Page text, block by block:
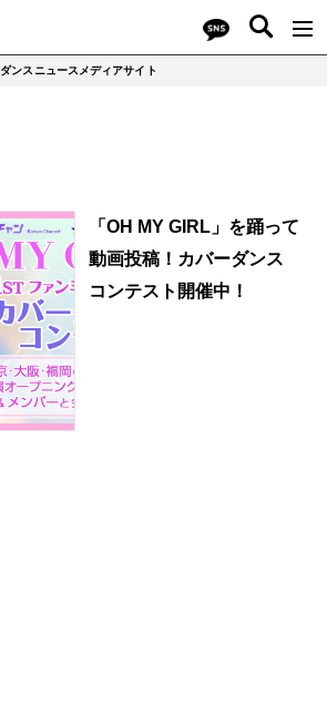
ダンスニュースメディアサイト
「OH MY GIRL」を踊って
動画投稿！カバーダンス
コンテスト開催中！